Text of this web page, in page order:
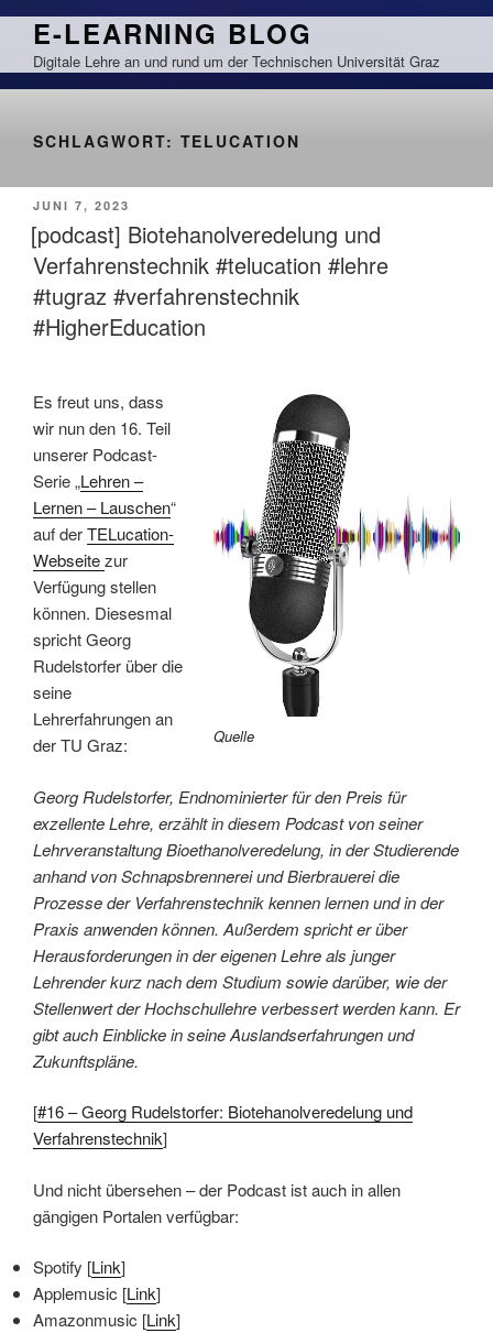
Zum
springen
E-LEARNING BLOG
Digitale Lehre an und rund um der Technischen Universität Graz
SCHLAGWORT: TELUCATION
VERÖFFENTLICHT
AM
JUNI 7, 2023
[podcast] Biotehanolveredelung und
Verfahrenstechnik #telucation #lehre
#tugraz #verfahrenstechnik
#HigherEducation
Quelle
Es freut uns, dass
wir nun den 16. Teil
unserer Podcast-
Serie „Lehren –
Lernen – Lauschen“
auf derTELucation-
Webseitezur
Verfügung stellen
können. Diesesmal
spricht Georg
Rudelstorfer über die
seine
Lehrerfahrungen an
der TU Graz:
Georg Rudelstorfer, Endnominierter für den Preis für
exzellente Lehre, erzählt in diesem Podcast von seiner
Lehrveranstaltung Bioethanolveredelung, in der Studierende
anhand von Schnapsbrennerei und Bierbrauerei die
Prozesse der Verfahrenstechnik kennen lernen und in der
Praxis anwenden können. Außerdem spricht er über
Herausforderungen in der eigenen Lehre als junger
Lehrender kurz nach dem Studium sowie darüber, wie der
Stellenwert der Hochschullehre verbessert werden kann. Er
gibt auch Einblicke in seine Auslandserfahrungen und
Zukunftspläne.
[#16 – Georg Rudelstorfer: Biotehanolveredelung und
Verfahrenstechnik]
Und nicht übersehen – der Podcast ist auch in allen
gängigen Portalen verfügbar:
Spotify [Link]
Applemusic [Link]
Amazonmusic [Link]